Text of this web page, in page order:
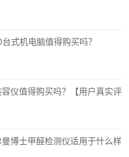
式机电脑值得购买吗？
仪值得购买吗？【用户真实评
博士甲醛检测仪适用于什么样